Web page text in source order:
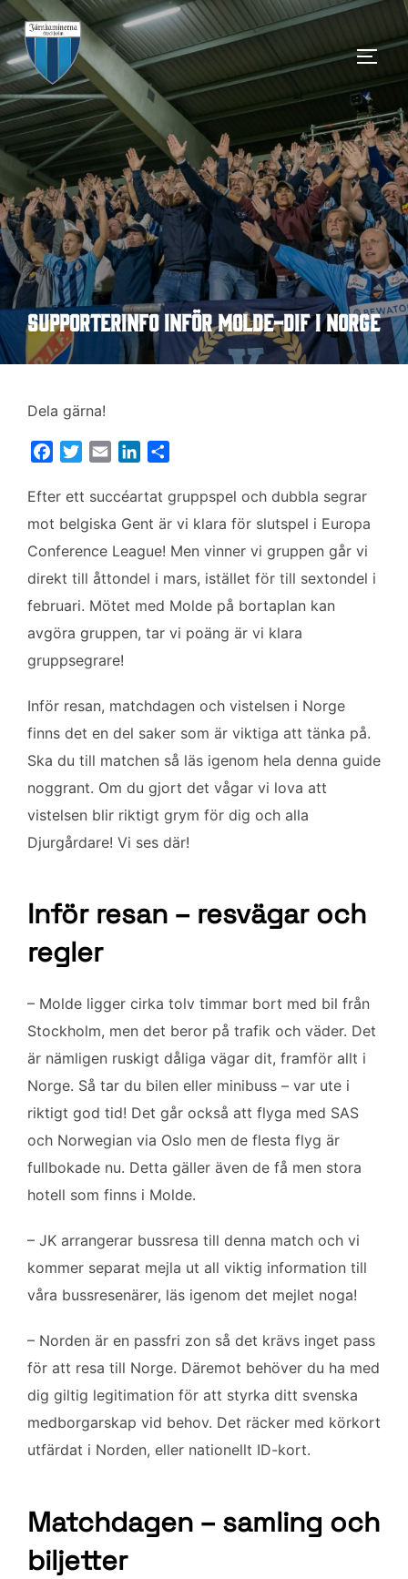
Hoppa
till
innehåll
Supporterinfo inför Molde-DIF i Norge
Dela gärna!
c
e
o
o
k
i
t
t
e
r
a
i
n
k
d
I
n
l
a
Efter ett succéartat gruppspel och dubbla segrar
mot belgiska Gent är vi klara för slutspel i Europa
Conference League! Men vinner vi gruppen går vi
direkt till åttondel i mars, istället för till sextondel i
februari. Mötet med Molde på bortaplan kan
avgöra gruppen, tar vi poäng är vi klara
gruppsegrare!
Inför resan, matchdagen och vistelsen i Norge
finns det en del saker som är viktiga att tänka på.
Ska du till matchen så läs igenom hela denna guide
noggrant. Om du gjort det vågar vi lova att
vistelsen blir riktigt grym för dig och alla
Djurgårdare! Vi ses där!
Inför resan – resvägar och
regler
– Molde ligger cirka tolv timmar bort med bil från
Stockholm, men det beror på trafik och väder. Det
är nämligen ruskigt dåliga vägar dit, framför allt i
Norge. Så tar du bilen eller minibuss – var ute i
riktigt god tid! Det går också att flyga med SAS
och Norwegian via Oslo men de flesta flyg är
fullbokade nu. Detta gäller även de få men stora
hotell som finns i Molde.
– JK arrangerar bussresa till denna match och vi
kommer separat mejla ut all viktig information till
våra bussresenärer, läs igenom det mejlet noga!
– Norden är en passfri zon så det krävs inget pass
för att resa till Norge. Däremot behöver du ha med
dig giltig legitimation för att styrka ditt svenska
medborgarskap vid behov. Det räcker med körkort
utfärdat i Norden, eller nationellt ID-kort.
Matchdagen – samling och
biljetter